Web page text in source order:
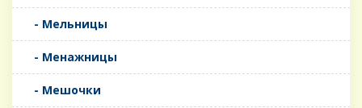
- Мельницы
- Менажницы
- Мешочки